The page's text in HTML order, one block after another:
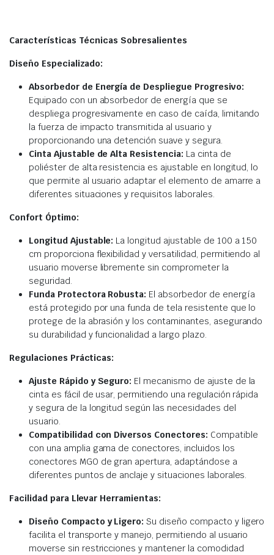
Características Técnicas Sobresalientes
Diseño Especializado:
Absorbedor de Energía de Despliegue Progresivo:
Equipado con un absorbedor de energía que se
despliega progresivamente en caso de caída, limitando
la fuerza de impacto transmitida al usuario y
proporcionando una detención suave y segura.
Cinta Ajustable de Alta Resistencia: La cinta de
poliéster de alta resistencia es ajustable en longitud, lo
que permite al usuario adaptar el elemento de amarre a
diferentes situaciones y requisitos laborales.
Confort Óptimo:
Longitud Ajustable: La longitud ajustable de 100 a 150
cm proporciona flexibilidad y versatilidad, permitiendo al
usuario moverse libremente sin comprometer la
seguridad.
Funda Protectora Robusta: El absorbedor de energía
está protegido por una funda de tela resistente que lo
protege de la abrasión y los contaminantes, asegurando
su durabilidad y funcionalidad a largo plazo.
Regulaciones Prácticas:
Ajuste Rápido y Seguro: El mecanismo de ajuste de la
cinta es fácil de usar, permitiendo una regulación rápida
y segura de la longitud según las necesidades del
usuario.
Compatibilidad con Diversos Conectores: Compatible
con una amplia gama de conectores, incluidos los
conectores MGO de gran apertura, adaptándose a
diferentes puntos de anclaje y situaciones laborales.
Facilidad para Llevar Herramientas:
Diseño Compacto y Ligero: Su diseño compacto y ligero
facilita el transporte y manejo, permitiendo al usuario
moverse sin restricciones y mantener la comodidad